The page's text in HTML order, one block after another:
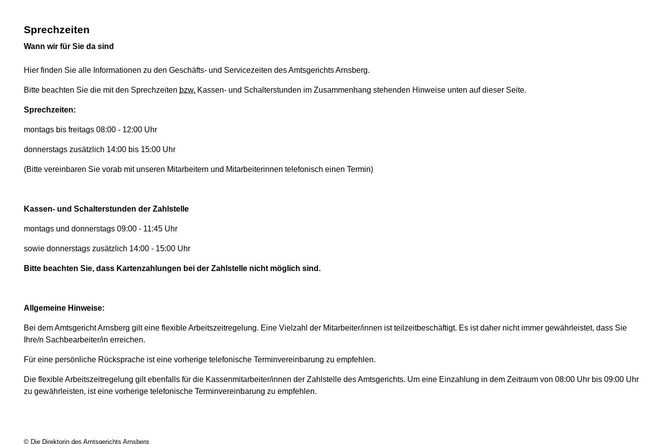
Sprechzeiten
Wann wir für Sie da sind
Hier finden Sie alle Informationen zu den Geschäfts- und Servicezeiten des Amtsgerichts Arnsberg.
Bitte beachten Sie die mit den Sprechzeiten bzw. Kassen- und Schalterstunden im Zusammenhang stehenden Hinweise unten auf dieser Seite.
Sprechzeiten:
montags bis freitags 08:00 - 12:00 Uhr
donnerstags zusätzlich 14:00 bis 15:00 Uhr
(Bitte vereinbaren Sie vorab mit unseren Mitarbeitern und Mitarbeiterinnen telefonisch einen Termin)
Kassen- und Schalterstunden der Zahlstelle
montags und donnerstags 09:00 - 11:45 Uhr
sowie donnerstags zusätzlich 14:00 - 15:00 Uhr
Bitte beachten Sie, dass Kartenzahlungen bei der Zahlstelle nicht möglich sind.
Allgemeine Hinweise:
Bei dem Amtsgericht Arnsberg gilt eine flexible Arbeitszeitregelung. Eine Vielzahl der Mitarbeiter/innen ist teilzeitbeschäftigt. Es ist daher nicht immer gewährleistet, dass Sie
Ihre/n Sachbearbeiter/in erreichen.
Für eine persönliche Rücksprache ist eine vorherige telefonische Terminvereinbarung zu empfehlen.
Die flexible Arbeitszeitregelung gilt ebenfalls für die Kassenmitarbeiter/innen der Zahlstelle des Amtsgerichts. Um eine Einzahlung in dem Zeitraum von 08:00 Uhr bis 09:00 Uhr
zu gewährleisten, ist eine vorherige telefonische Terminvereinbarung zu empfehlen.
© Die Direktorin des Amtsgerichts Arnsberg